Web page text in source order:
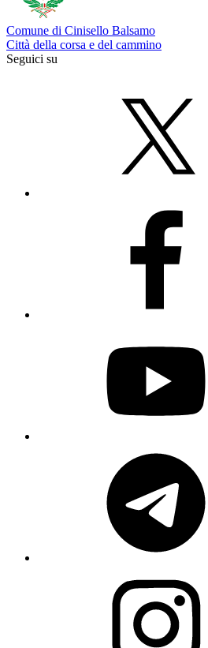
Comune di Cinisello Balsamo
Città della corsa e del cammino
Seguici su